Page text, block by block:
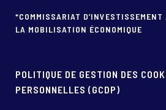
*COMMISSARIAT D’INVESTISSEMENT
LA MOBILISATION ÉCONOMIQUE
POLITIQUE DE GESTION DES
PERSONNELLES (GCDP)